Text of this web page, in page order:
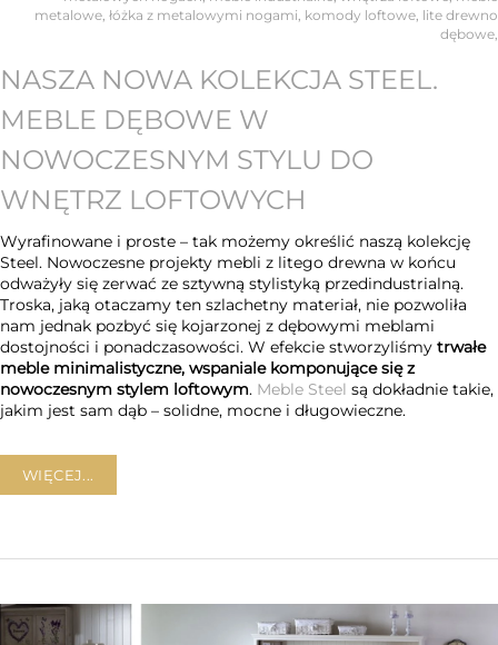
metalowe, łóżka z metalowymi nogami, komody loftowe, lite drewno
dębowe,
NASZA NOWA KOLEKCJA STEEL.
MEBLE DĘBOWE W
NOWOCZESNYM STYLU DO
WNĘTRZ LOFTOWYCH
Wyrafinowane i proste – tak możemy określić naszą kolekcję
Steel. Nowoczesne projekty mebli z litego drewna w końcu
odważyły się zerwać ze sztywną stylistyką przedindustrialną.
Troska, jaką otaczamy ten szlachetny materiał, nie pozwoliła
nam jednak pozbyć się kojarzonej z dębowymi meblami
dostojności i ponadczasowości. W efekcie stworzyliśmy trwałe
meble minimalistyczne, wspaniale komponujące się z
nowoczesnym stylem loftowym. Meble Steel są dokładnie takie,
jakim jest sam dąb – solidne, mocne i długowieczne.
WIĘCEJ...